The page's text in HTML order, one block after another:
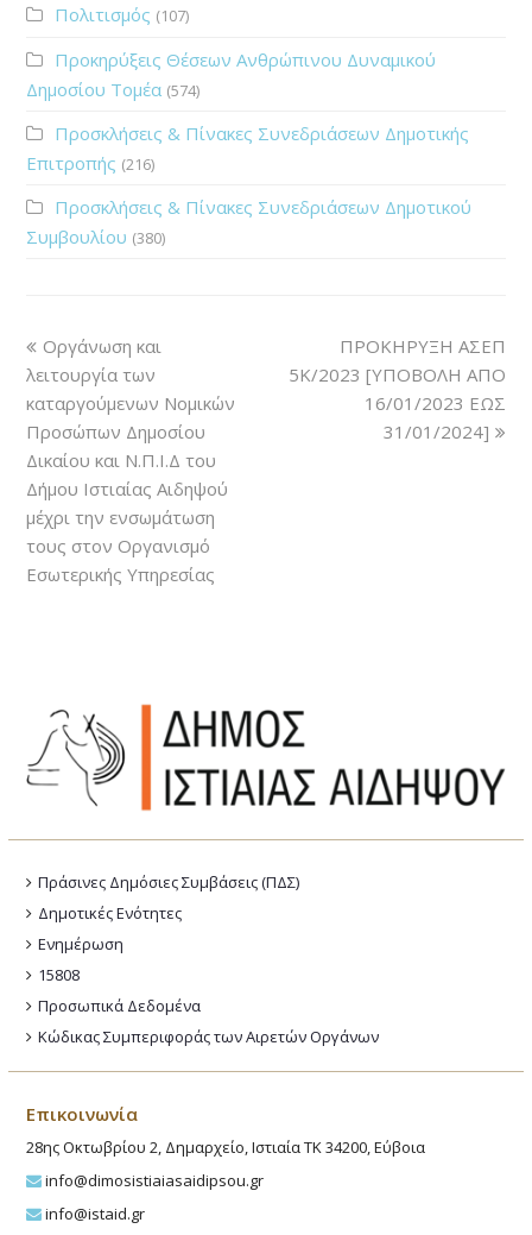
Πολιτισμός (107)
Προκηρύξεις Θέσεων Ανθρώπινου Δυναμικού
Δημοσίου Τομέα (574)
Προσκλήσεις & Πίνακες Συνεδριάσεων Δημοτικής
Επιτροπής (216)
Προσκλήσεις & Πίνακες Συνεδριάσεων Δημοτικού
Συμβουλίου (380)
Οργάνωση και
λειτουργία των
καταργούμενων Νομικών
Προσώπων Δημοσίου
Δικαίου και Ν.Π.Ι.Δ του
Δήμου Ιστιαίας Αιδηψού
μέχρι την ενσωμάτωση
τους στον Οργανισμό
Εσωτερικής Υπηρεσίας
ΠΡΟΚΗΡΥΞΗ ΑΣΕΠ
5Κ/2023 [ΥΠΟΒΟΛΗ ΑΠΟ
16/01/2023 ΕΩΣ
31/01/2024]
Πράσινες Δημόσιες Συμβάσεις (ΠΔΣ)
Δημοτικές Ενότητες
Ενημέρωση
15808
Προσωπικά Δεδομένα
Κώδικας Συμπεριφοράς των Αιρετών Οργάνων
Επικοινωνία
28ης Οκτωβρίου 2, Δημαρχείο, Ιστιαία ΤΚ 34200, Εύβοια
info@dimosistiaiasaidipsou.gr
info@istaid.gr